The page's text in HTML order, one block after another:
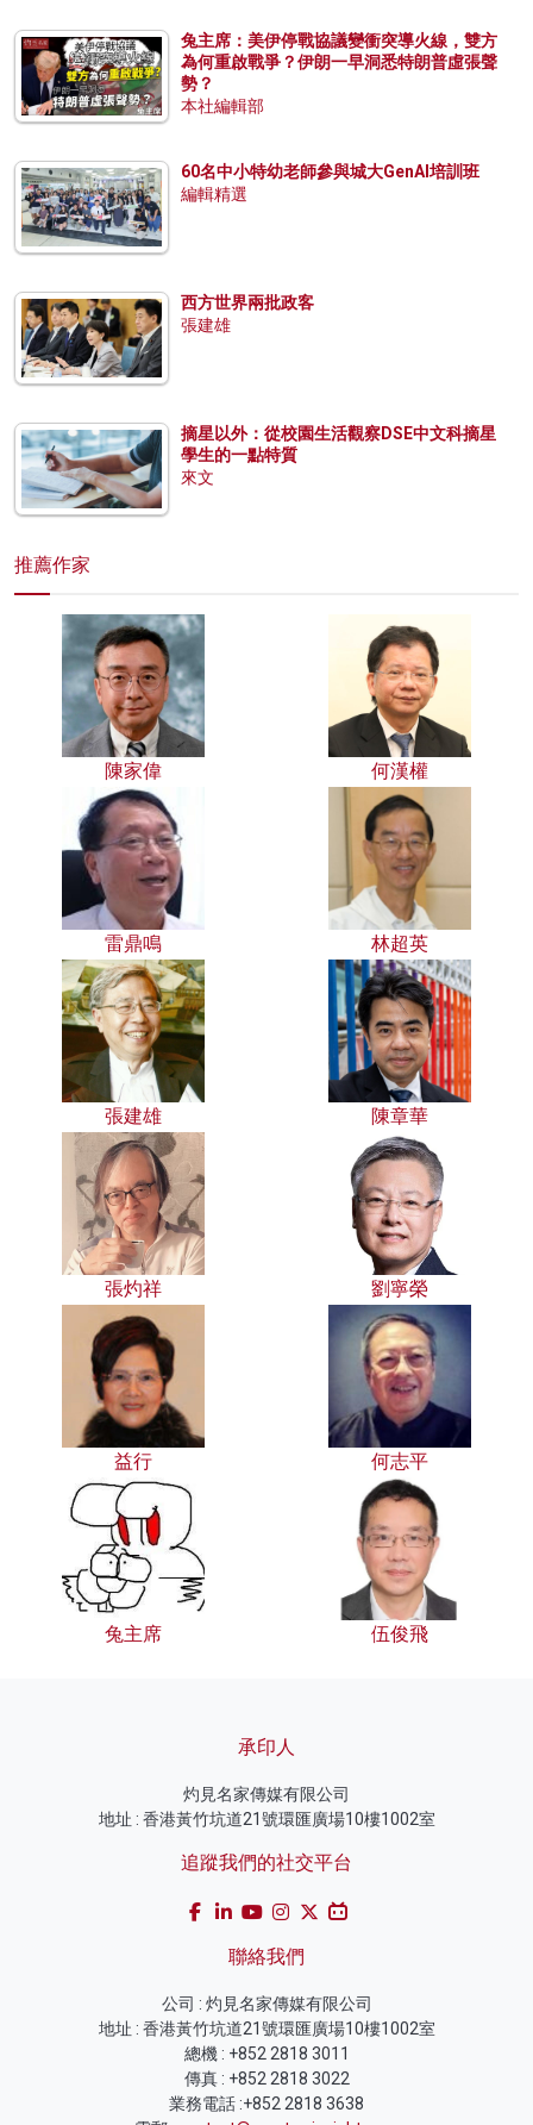
兔主席：美伊停戰協議變衝突導火線，雙方
為何重啟戰爭？伊朗一早洞悉特朗普虛張聲
勢？
本社編輯部
60名中小特幼老師參與城大GenAI培訓班
編輯精選
西方世界兩批政客
張建雄
摘星以外：從校園生活觀察DSE中文科摘星
學生的一點特質
來文
推薦作家
陳家偉 何漢權
雷鼎鳴 林超英
張建雄 陳章華
張灼祥 劉寧榮
益行 何志平
兔主席 伍俊飛
承印人
灼見名家傳媒有限公司
地址 : 香港黃竹坑道21號環匯廣場10樓1002室
追蹤我們的社交平台
聯絡我們
公司 : 灼見名家傳媒有限公司
地址 : 香港黃竹坑道21號環匯廣場10樓1002室
總機 : +852 2818 3011
傳真 : +852 2818 3022
業務電話 :+852 2818 3638